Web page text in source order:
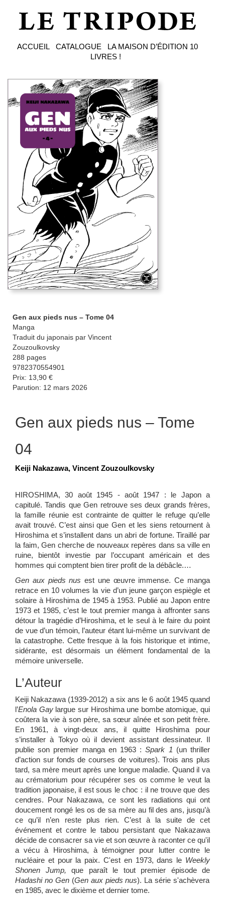
ACCUEIL CATALOGUE LA MAISON D’ÉDITION 10
LIVRES !
Gen aux pieds nus – Tome 04
Manga
Traduit du japonais par Vincent
Zouzoulkovsky
288 pages
9782370554901
Prix: 13,90 €
Parution: 12 mars 2026
Gen aux pieds nus – Tome
04
Keiji Nakazawa, Vincent Zouzoulkovsky
HIROSHIMA, 30 août 1945 - août 1947 : le Japon a
capitulé. Tandis que Gen retrouve ses deux grands frères,
la famille réunie est contrainte de quitter le refuge qu’elle
avait trouvé. C’est ainsi que Gen et les siens retournent à
Hiroshima et s’installent dans un abri de fortune. Tiraillé par
la faim, Gen cherche de nouveaux repères dans sa ville en
ruine, bientôt investie par l’occupant américain et des
hommes qui comptent bien tirer profit de la débâcle.…
Gen aux pieds nusest une œuvre immense. Ce manga
retrace en 10 volumes la vie d’un jeune garçon espiègle et
solaire à Hiroshima de 1945 à 1953. Publié au Japon entre
1973 et 1985, c’est le tout premier manga à affronter sans
détour la tragédie d’Hiroshima, et le seul à le faire du point
de vue d’un témoin, l’auteur étant lui-même un survivant de
la catastrophe. Cette fresque à la fois historique et intime,
sidérante, est désormais un élément fondamental de la
mémoire universelle.
L’Auteur
Keiji Nakazawa (1939-2012) a six ans le 6 août 1945 quand
l’Enola Gaylargue sur Hiroshima une bombe atomique, qui
coûtera la vie à son père, sa sœur aînée et son petit frère.
En 1961, à vingt-deux ans, il quitte Hiroshima pour
s’installer à Tokyo où il devient assistant dessinateur. Il
publie son premier manga en 1963 :Spark 1 (un thriller
d’action sur fonds de courses de voitures). Trois ans plus
tard, sa mère meurt après une longue maladie. Quand il va
au crématorium pour récupérer ses os comme le veut la
tradition japonaise, il est sous le choc : il ne trouve que des
cendres. Pour Nakazawa, ce sont les radiations qui ont
doucement rongé les os de sa mère au fil des ans, jusqu’à
ce qu’il n’en reste plus rien. C’est à la suite de cet
événement et contre le tabou persistant que ­Nakazawa
décide de consacrer sa vie et son œuvre à raconter ce qu'il
a vécu à Hiroshima, à témoigner pour lutter contre le
nucléaire et pour la paix. C'est en 1973, dans le Weekly
Shonen Jump, que paraît le tout premier épisode de
Hadashi no Gen(Gen aux pieds nus). La série s'achèvera
en 1985, avec le dixième et dernier tome.